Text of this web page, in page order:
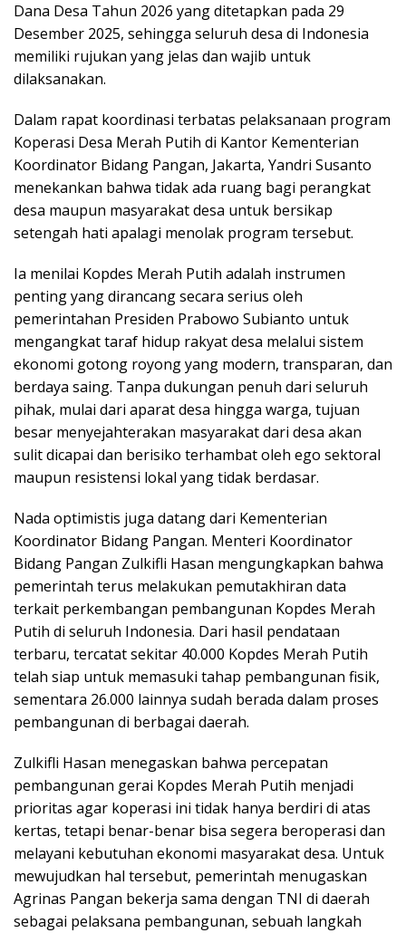
Dana Desa Tahun 2026 yang ditetapkan pada 29
Desember 2025, sehingga seluruh desa di Indonesia
memiliki rujukan yang jelas dan wajib untuk
dilaksanakan.
Dalam rapat koordinasi terbatas pelaksanaan program
Koperasi Desa Merah Putih di Kantor Kementerian
Koordinator Bidang Pangan, Jakarta, Yandri Susanto
menekankan bahwa tidak ada ruang bagi perangkat
desa maupun masyarakat desa untuk bersikap
setengah hati apalagi menolak program tersebut.
Ia menilai Kopdes Merah Putih adalah instrumen
penting yang dirancang secara serius oleh
pemerintahan Presiden Prabowo Subianto untuk
mengangkat taraf hidup rakyat desa melalui sistem
ekonomi gotong royong yang modern, transparan, dan
berdaya saing. Tanpa dukungan penuh dari seluruh
pihak, mulai dari aparat desa hingga warga, tujuan
besar menyejahterakan masyarakat dari desa akan
sulit dicapai dan berisiko terhambat oleh ego sektoral
maupun resistensi lokal yang tidak berdasar.
Nada optimistis juga datang dari Kementerian
Koordinator Bidang Pangan. Menteri Koordinator
Bidang Pangan Zulkifli Hasan mengungkapkan bahwa
pemerintah terus melakukan pemutakhiran data
terkait perkembangan pembangunan Kopdes Merah
Putih di seluruh Indonesia. Dari hasil pendataan
terbaru, tercatat sekitar 40.000 Kopdes Merah Putih
telah siap untuk memasuki tahap pembangunan fisik,
sementara 26.000 lainnya sudah berada dalam proses
pembangunan di berbagai daerah.
Zulkifli Hasan menegaskan bahwa percepatan
pembangunan gerai Kopdes Merah Putih menjadi
prioritas agar koperasi ini tidak hanya berdiri di atas
kertas, tetapi benar-benar bisa segera beroperasi dan
melayani kebutuhan ekonomi masyarakat desa. Untuk
mewujudkan hal tersebut, pemerintah menugaskan
Agrinas Pangan bekerja sama dengan TNI di daerah
sebagai pelaksana pembangunan, sebuah langkah